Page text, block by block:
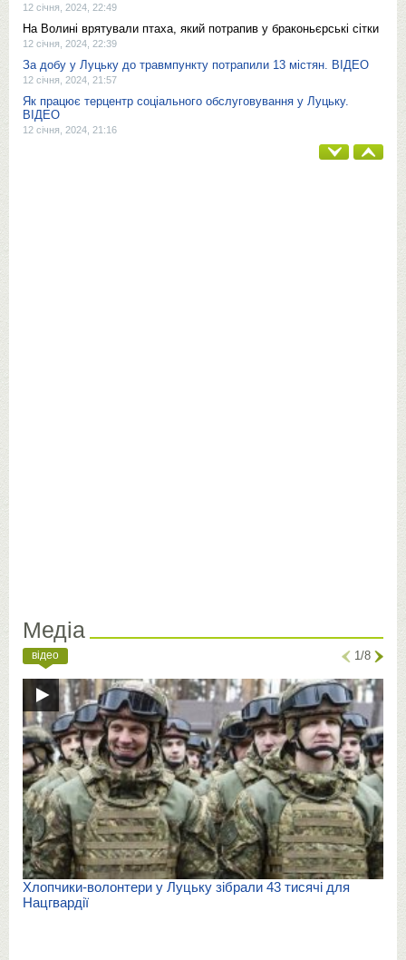
12 січня, 2024, 22:49
На Волині врятували птаха, який потрапив у браконьєрські сітки
12 січня, 2024, 22:39
За добу у Луцьку до травмпункту потрапили 13 містян. ВІДЕО
12 січня, 2024, 21:57
Як працює терцентр соціального обслуговування у Луцьку.
ВІДЕО
12 січня, 2024, 21:16
Медіа
відео 1/8
Хлопчики-волонтери у Луцьку зібрали 43 тисячі для
Нацгвардії